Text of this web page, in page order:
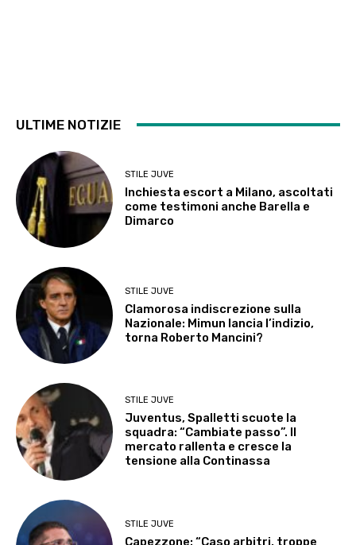
ULTIME NOTIZIE
STILE JUVE
Inchiesta escort a Milano, ascoltati
come testimoni anche Barella e
Dimarco
STILE JUVE
Clamorosa indiscrezione sulla
Nazionale: Mimun lancia l’indizio,
torna Roberto Mancini?
STILE JUVE
Juventus, Spalletti scuote la
squadra: “Cambiate passo”. Il
mercato rallenta e cresce la
tensione alla Continassa
STILE JUVE
Capezzone: “Caso arbitri, troppe